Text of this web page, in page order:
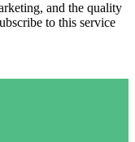
and the quality
to this service